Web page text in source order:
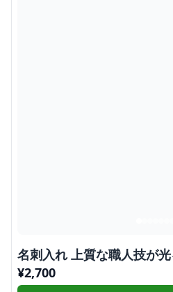
名刺入れ 上質な職人技が
¥2,700